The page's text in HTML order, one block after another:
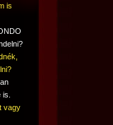
is
vagy